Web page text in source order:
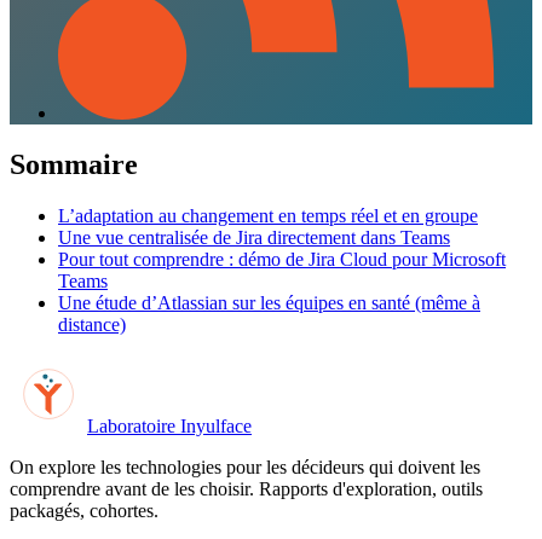
Sommaire
L’adaptation au changement en temps réel et en groupe
Une vue centralisée de Jira directement dans Teams
Pour tout comprendre : démo de Jira Cloud pour Microsoft
Teams
Une étude d’Atlassian sur les équipes en santé (même à
distance)
Laboratoire Inyulface
On explore les technologies pour les décideurs qui doivent les
comprendre avant de les choisir. Rapports d'exploration, outils
packagés, cohortes.